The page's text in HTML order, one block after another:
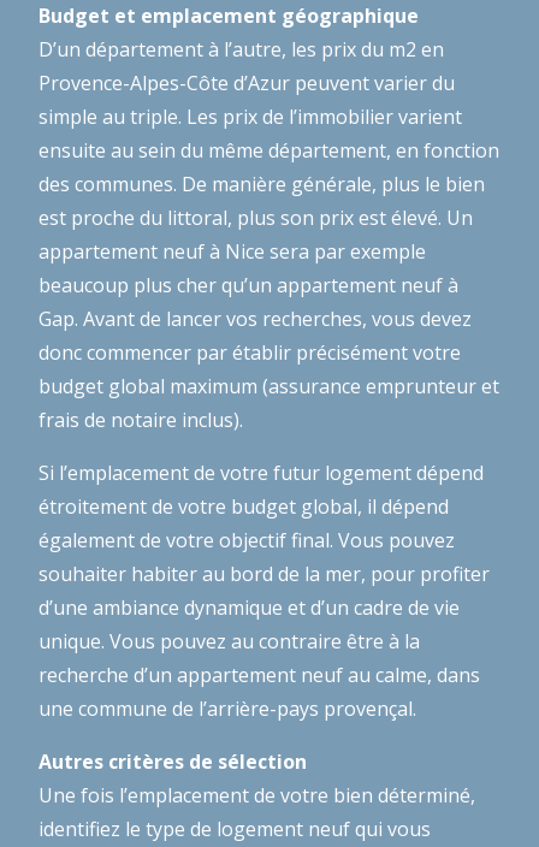
Budget et emplacement géographique
D’un département à l’autre, les prix du m2 en
Provence-Alpes-Côte d’Azur peuvent varier du
simple au triple. Les prix de l’immobilier varient
ensuite au sein du même département, en fonction
des communes. De manière générale, plus le bien
est proche du littoral, plus son prix est élevé. Un
appartement neuf à Nice sera par exemple
beaucoup plus cher qu’un appartement neuf à
Gap. Avant de lancer vos recherches, vous devez
donc commencer par établir précisément votre
budget global maximum (assurance emprunteur et
frais de notaire inclus).
Si l’emplacement de votre futur logement dépend
étroitement de votre budget global, il dépend
également de votre objectif final. Vous pouvez
souhaiter habiter au bord de la mer, pour profiter
d’une ambiance dynamique et d’un cadre de vie
unique. Vous pouvez au contraire être à la
recherche d’un appartement neuf au calme, dans
une commune de l’arrière-pays provençal.
Autres critères de sélection
Une fois l’emplacement de votre bien déterminé,
identifiez le type de logement neuf qui vous